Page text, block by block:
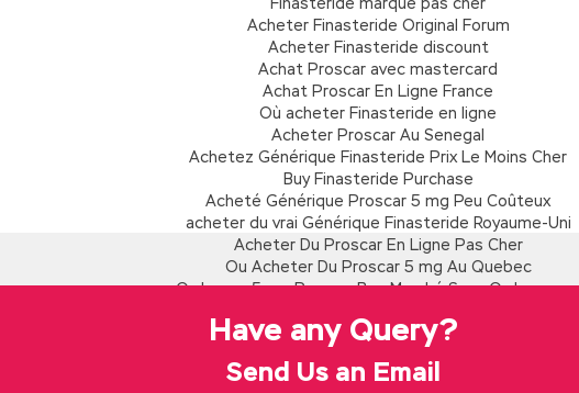
Acheter Finasteride Original Forum
Acheter Finasteride discount
Achat Proscar avec mastercard
Achat Proscar En Ligne France
Où acheter Finasteride en ligne
Acheter Proscar Au Senegal
Achetez Générique Finasteride Prix Le Moins Cher
Buy Finasteride Purchase
Acheté Générique Proscar 5 mg Peu Coûteux
acheter du vrai Générique Finasteride Royaume-Uni
Acheter Du Proscar En Ligne Pas Cher
Ou Acheter Du Proscar 5 mg Au Quebec
Ordonner 5 mg Proscar Bon Marché Sans
Bon Marché 5 mg Proscar Générique
Commander Proscar marque pas cher
Have any Query?
Send Us an Email